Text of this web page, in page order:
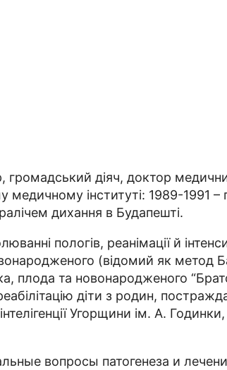
громадський діяч, доктор
медичному інституті: 1989-1991
дихання в Бу­­дапешті.
пологів, реанімації й
(відомий як
плода та новонародженого
діти з родин,
Угорщини ім. А.
вопросы патогенеза и